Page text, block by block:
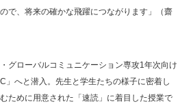
で、将来の確かな飛躍につながります」（齋
グローバルコミュニケーション専攻1年次向け
へと潜入。先生と学生たちの様子に密着し
ために用意された「速読」に着目した授業で